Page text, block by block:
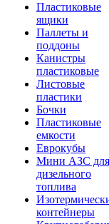
Пластиковые
ящики
Паллеты и
поддоны
Канистры
пластиковые
Листовые
пластики
Бочки
Пластиковые
емкости
Еврокубы
Мини АЗС для
дизельного
топлива
контейнеры